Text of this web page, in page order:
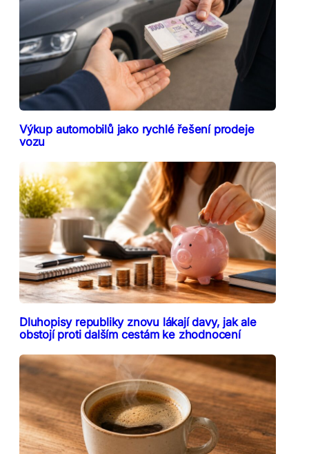
Výkup automobilů jako rychlé řešení prodeje
vozu
Dluhopisy republiky znovu lákají davy, jak ale
obstojí proti dalším cestám ke zhodnocení